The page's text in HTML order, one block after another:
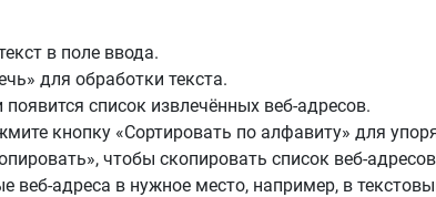
в поле ввода.
для обработки текста.
список извлечённых веб-адресов.
кнопку «Сортировать по алфавиту» для
чтобы скопировать список веб-
веб-адреса в нужное место, например, в